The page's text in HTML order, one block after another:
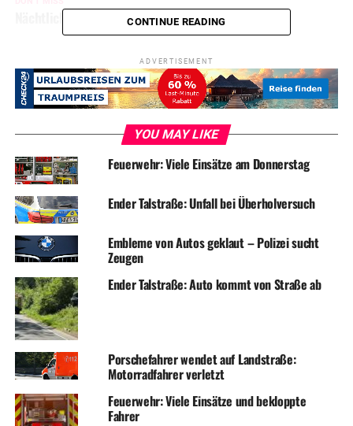
Nächtlicher Stromausfall in mehreren Stadtteilen
CONTINUE READING
ADVERTISEMENT
YOU MAY LIKE
Feuerwehr: Viele Einsätze am Donnerstag
Ender Talstraße: Unfall bei Überholversuch
Embleme von Autos geklaut – Polizei sucht
Zeugen
Ender Talstraße: Auto kommt von Straße ab
Porschefahrer wendet auf Landstraße:
Motorradfahrer verletzt
Feuerwehr: Viele Einsätze und bekloppte
Fahrer